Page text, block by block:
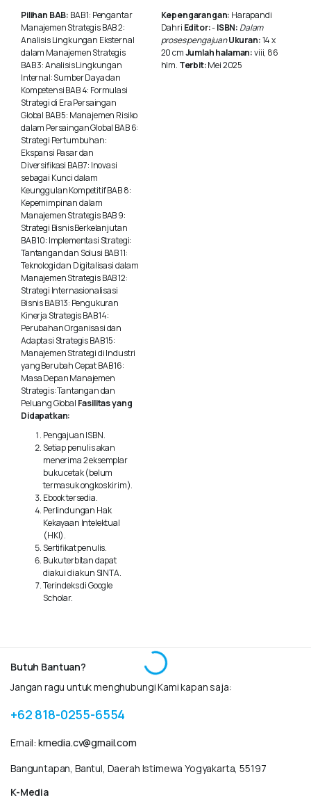
product
has
multiple
variants.
The
options
may
be
chosen
on
the
product
page
Pilihan BAB: BAB 1: Pengantar
Manajemen Strategis BAB 2:
Analisis Lingkungan Eksternal
dalam Manajemen Strategis
BAB 3: Analisis Lingkungan
Internal: Sumber Daya dan
Kompetensi BAB 4: Formulasi
Strategi di Era Persaingan
Global BAB 5: Manajemen Risiko
dalam Persaingan Global BAB 6:
Strategi Pertumbuhan:
Ekspansi Pasar dan
Diversifikasi BAB 7: Inovasi
sebagai Kunci dalam
Keunggulan Kompetitif BAB 8:
Kepemimpinan dalam
Manajemen Strategis BAB 9:
Strategi Bisnis Berkelanjutan
BAB 10: Implementasi Strategi:
Tantangan dan Solusi BAB 11:
Teknologi dan Digitalisasi dalam
Manajemen Strategis BAB 12:
Strategi Internasionalisasi
Bisnis BAB 13: Pengukuran
Kinerja Strategis BAB 14:
Perubahan Organisasi dan
Adaptasi Strategis BAB 15:
Manajemen Strategi di Industri
yang Berubah Cepat BAB 16:
Masa Depan Manajemen
Strategis: Tantangan dan
Peluang Global Fasilitas yang
Didapatkan:
Pengajuan ISBN.
Setiap penulis akan
menerima 2 eksemplar
buku cetak (belum
termasuk ongkos kirim).
Ebook tersedia.
Perlindungan Hak
Kekayaan Intelektual
(HKI).
Sertifikat penulis.
Buku terbitan dapat
diakui di akun SINTA.
Terindeks di Google
Scholar.
Kepengarangan: Harapandi
Dahri Editor:-ISBN: Dalam
proses pengajuanUkuran:14 x
20 cmJumlah halaman:viii, 86
hlm. Terbit:Mei 2025
Menjadi Cahaya Mendidik